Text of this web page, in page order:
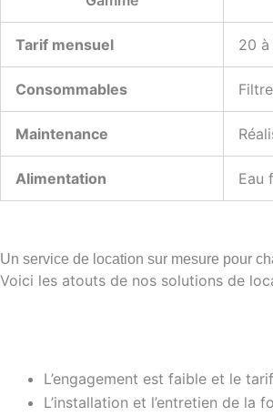
Tarif mensuel 20
Consommables
Maintenance
Alimentation Eau
Un service de location sur mesure pour
Voici les atouts de nos solutions de
L’engagement est faible et le
L’installation et l’entretien de la